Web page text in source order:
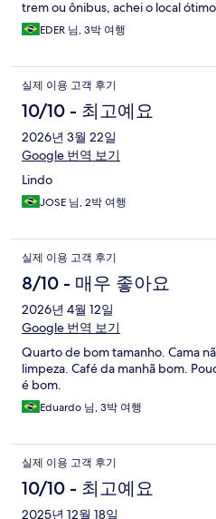
trem ou ônibus, achei o local
EDER 님, 3박 여행
실제 이용 고객 후기
10/10 - 최고예요
2026년 3월 22일
Google 번역 보기
Lindo
JOSE 님, 2박 여행
실제 이용 고객 후기
8/10 - 매우 좋아요
2026년 4월 12일
Google 번역 보기
Quarto de bom tamanho. Cama
limpeza. Café da manhã bom.
é bom.
Eduardo 님, 3박 여행
실제 이용 고객 후기
10/10 - 최고예요
2025년 12월 18일